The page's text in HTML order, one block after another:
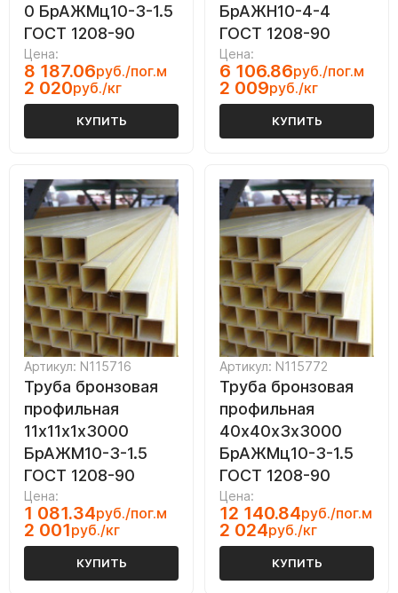
0 БрАЖМц10-3-1.5
ГОСТ 1208-90
Цена:
8 187.06руб./пог.м
2 020руб./кг
КУПИТЬ
БрАЖН10-4-4
ГОСТ 1208-90
Цена:
6 106.86руб./пог.м
2 009руб./кг
КУПИТЬ
Артикул: N115716
Труба бронзовая
профильная
11х11х1х3000
БрАЖМ10-3-1.5
ГОСТ 1208-90
Цена:
1 081.34руб./пог.м
2 001руб./кг
КУПИТЬ
Артикул: N115772
Труба бронзовая
профильная
40х40х3х3000
БрАЖМц10-3-1.5
ГОСТ 1208-90
Цена:
12 140.84руб./пог.м
2 024руб./кг
КУПИТЬ